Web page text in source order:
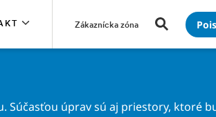
Zákaznícka zóna
Súčasťou úprav sú aj priestory, ktoré